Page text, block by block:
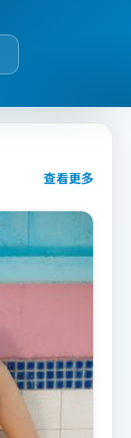
查看更多